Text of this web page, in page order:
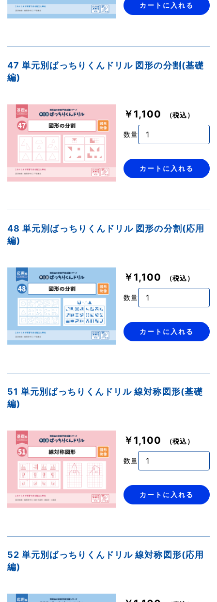
カートに入れる
47 単元別ばっちりくんドリル 図形の分割(基礎
編)
￥1,100 （税込）
数量
カートに入れる
48 単元別ばっちりくんドリル 図形の分割(応用
編)
￥1,100 （税込）
数量
カートに入れる
51 単元別ばっちりくんドリル 線対称図形(基礎
編)
￥1,100 （税込）
数量
カートに入れる
52 単元別ばっちりくんドリル 線対称図形(応用
編)